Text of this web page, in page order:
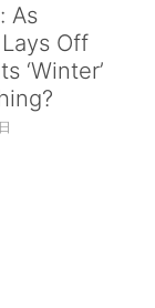
As
Off
‘Winter’